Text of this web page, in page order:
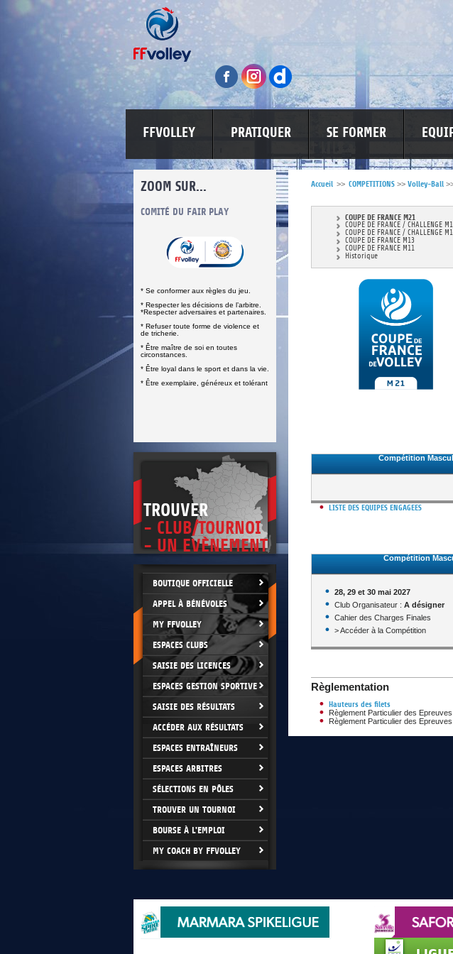
FFVOLLEY PRATIQUER SE FORMER
ZOOM SUR...
DOCUMENTS UTILES
CLIQUEZ ICI
COMITÉ DU FAIR PLAY
* Se conformer aux règles du jeu.
* Respecter les décisions de l’arbitre.
*Respecter adversaires et partenaires.
* Refuser toute forme de violence et
de tricherie.
* Être maître de soi en toutes
circonstances.
* Être loyal dans le sport et dans la vie.
* Être exemplaire, généreux et tolérant
LUTTE CONTRE LES VIOLENCES MA PETITE
TROUVER
- CLUB/TOURNOI
- UN EVÈNEMENT
BOUTIQUE OFFICIELLE
APPEL À BÉNÉVOLES
MY FFVOLLEY
ESPACES CLUBS
SAISIE DES LICENCES
ESPACES GESTION SPORTIVE
SAISIE DES RÉSULTATS
ACCÉDER AUX RÉSULTATS
ESPACES ENTRAÎNEURS
ESPACES ARBITRES
SÉLECTIONS EN PÔLES
TROUVER UN TOURNOI
BOURSE À L'EMPLOI
MY COACH BY FFVOLLEY
Accueil >> COMPETITIONS >> Volley-Ball
COUPE DE FRANCE M21
COUPE DE FRANCE / CHALLENGE
COUPE DE FRANCE / CHALLENGE
COUPE DE FRANCE M13
COUPE DE FRANCE M11
Historique
Compétition
LISTE DES EQUIPES ENGAGEES
Compétition
28, 29 et 30 mai 2027
Club Organisateur : A désigner
Cahier des Charges Finales
> Accéder à la Compétition
Règlementation
Hauteurs des filets
Règlement Particulier des
Règlement Particulier des